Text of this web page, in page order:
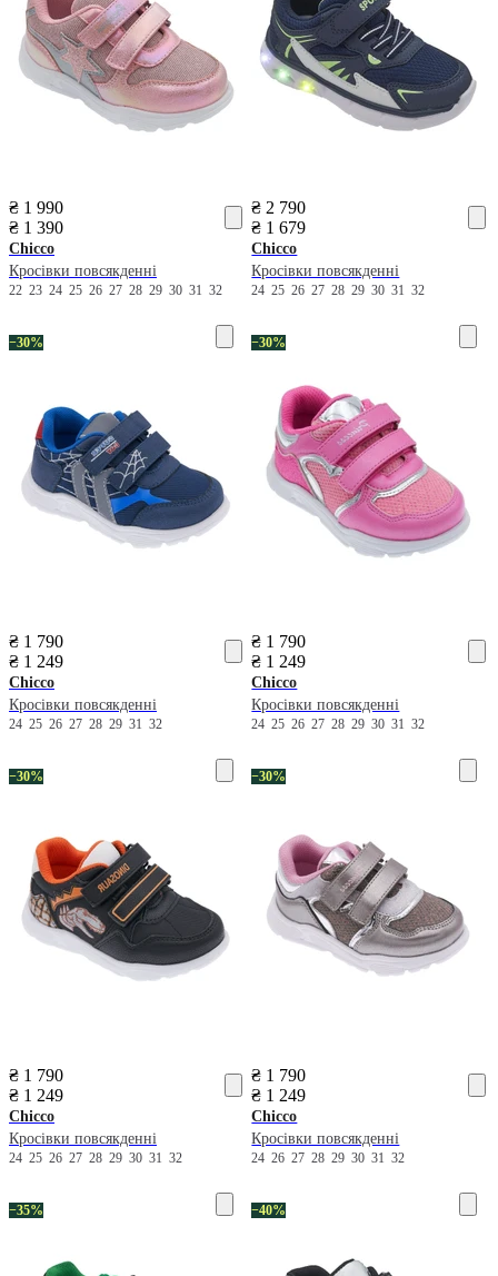
₴ 1 990
₴ 1 390
Chicco
Кросівки повсякденні
22 23 24 25 26 27 28 29 30 31 32
₴ 2 790
₴ 1 679
Chicco
Кросівки повсякденні
242526272829303132
−30%
₴ 1 790
₴ 1 249
Chicco
Кросівки повсякденні
24 25 26 27 28 29 31 32
−30%
₴ 1 790
₴ 1 249
Chicco
Кросівки повсякденні
242526272829303132
−30%
₴ 1 790
₴ 1 249
Chicco
Кросівки повсякденні
24 25 26 27 28 29 30 31 32
−30%
₴ 1 790
₴ 1 249
Chicco
Кросівки повсякденні
2426272829303132
−35% −40%